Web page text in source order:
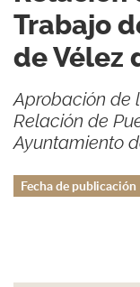
Trabajo
de Vélez
Aprobación de
Relación de
Ayuntamiento
Fecha de publicación